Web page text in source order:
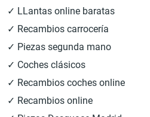
✓ LLantas online baratas
✓ Recambios carrocería
✓ Piezas segunda mano
✓ Coches clásicos
✓ Recambios coches online
✓ Recambios online